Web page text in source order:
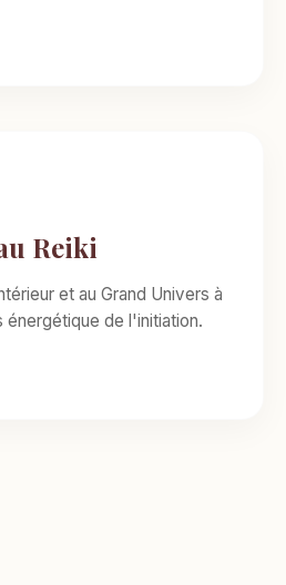
Reiki
et au Grand Univers à
de l'initiation.